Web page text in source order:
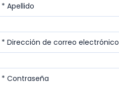
* Apellido
* Dirección de correo electrónico
* Contraseña